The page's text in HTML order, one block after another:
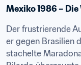
Mexiko 1986 –
Der frustrierende
er gegen Brasilien
stachelte